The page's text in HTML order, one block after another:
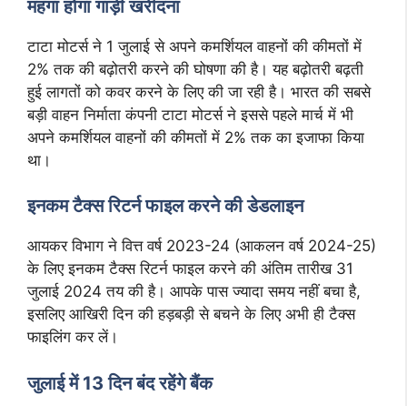
महंगा होगा गाड़ी खरीदना
टाटा मोटर्स ने 1 जुलाई से अपने कमर्शियल वाहनों की कीमतों में
2% तक की बढ़ोतरी करने की घोषणा की है। यह बढ़ोतरी बढ़ती
हुई लागतों को कवर करने के लिए की जा रही है। भारत की सबसे
बड़ी वाहन निर्माता कंपनी टाटा मोटर्स ने इससे पहले मार्च में भी
अपने कमर्शियल वाहनों की कीमतों में 2% तक का इजाफा किया
था।
इनकम टैक्स रिटर्न फाइल करने की डेडलाइन
आयकर विभाग ने वित्त वर्ष 2023-24 (आकलन वर्ष 2024-25)
के लिए इनकम टैक्स रिटर्न फाइल करने की अंतिम तारीख 31
जुलाई 2024 तय की है। आपके पास ज्यादा समय नहीं बचा है,
इसलिए आखिरी दिन की हड़बड़ी से बचने के लिए अभी ही टैक्स
फाइलिंग कर लें।
जुलाई में 13 दिन बंद रहेंगे बैंक